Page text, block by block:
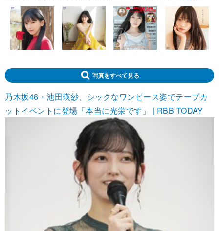
写真をすべて見る
乃木坂46・池田瑛紗、シックなワンピース姿でテープカ
ットイベントに登場「本当に光栄です」 | RBB TODAY